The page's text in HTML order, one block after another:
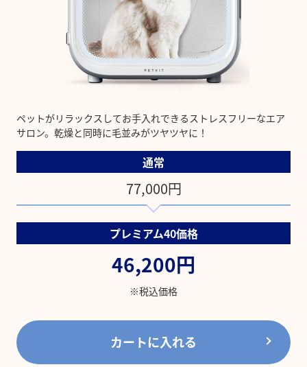
ペットがリラックスしてお手入れできるストレスフリーなエア
サロン。乾燥と同時に毛並みがツヤツヤに！
通常
77,000円
プレミアム40価格
46,200円
※税込価格
カートに入れる